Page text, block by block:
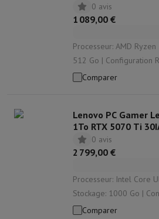
0 avis
1 089,00 €
Processeur: AMD Ryzen 5 | Capacité
512 Go | Configuration RAM: 16
DDR4 | Modèle de carte graphique: NvidiaComparer
Lenovo PC Gamer
1To RTX 5070 Ti
0 avis
2 799,00 €
Processeur: Intel Core Ultra 9 |
Stockage: 1000 Go |
x 16) | Type RAM: DDR5 | Modèle de carteComparer